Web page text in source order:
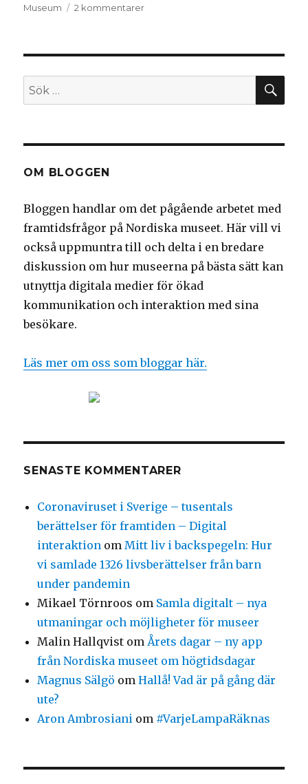
Museum
2 kommentarer
barn
familjer
Sök
efter:
OM BLOGGEN
Bloggen handlar om det pågående arbetet med
framtidsfrågor på Nordiska museet. Här vill vi
också uppmuntra till och delta i en bredare
diskussion om hur museerna på bästa sätt kan
utnyttja digitala medier för ökad
kommunikation och interaktion med sina
besökare.
Läs mer om oss som bloggar här.
SENASTE KOMMENTARER
Coronaviruset i Sverige – tusentals
berättelser för framtiden – Digital
interaktion omMitt liv i backspegeln: Hur
vi samlade 1326 livsberättelser från barn
under pandemin
Mikael Törnroos om Samla digitalt – nya
utmaningar och möjligheter för museer
Malin Hallqvist omÅrets dagar – ny app
från Nordiska museet om högtidsdagar
Magnus Sälgö omHallå! Vad är på gång där
ute?
Aron Ambrosiani om #VarjeLampaRäknas